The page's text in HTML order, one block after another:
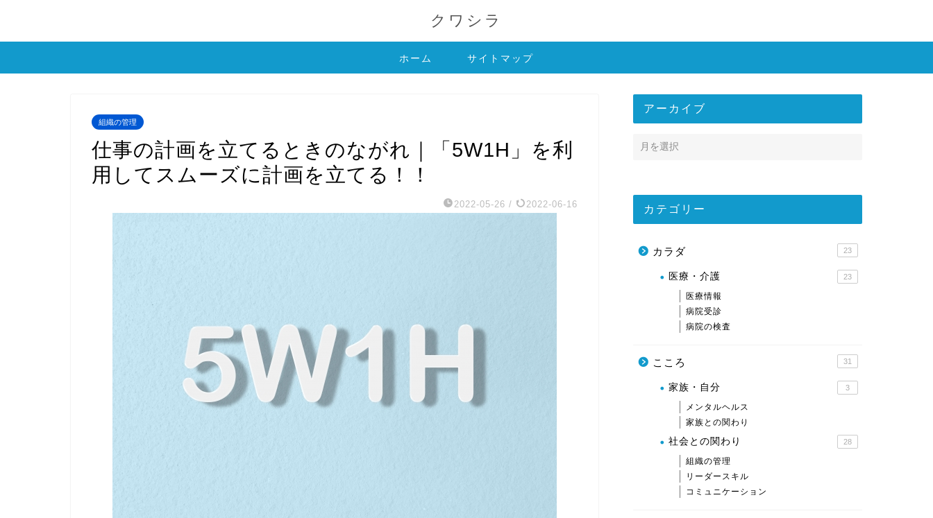
クワシラ
ホーム サイトマップ
組織の管理
仕事の計画を立てるときのながれ｜「5W1H」を利
用してスムーズに計画を立てる！！
2022-05-26 / 2022-06-16
アーカイブ
カテゴリー
カラダ 23
医療・介護 23
医療情報
病院受診
病院の検査
こころ 31
家族・自分 3
メンタルヘルス
家族との関わり
社会との関わり 28
組織の管理
リーダースキル
コミュニケーション